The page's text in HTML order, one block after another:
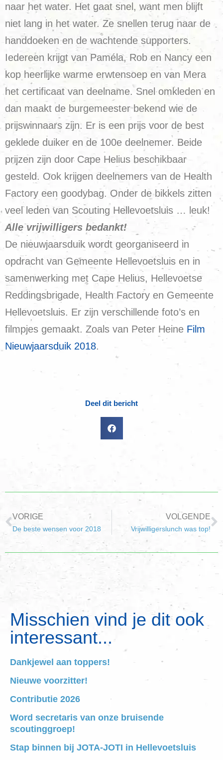
naar het water. Het gaat snel, want men blijft
niet lang in het water. Ze snellen terug naar de
handdoeken en de wachtende supporters.
Iedereen krijgt van Paméla, Rob en Nancy een
kop heerlijke warme erwtensoep en van Mera
het certificaat van deelname. Snel omkleden en
dan maakt de burgemeester bekend wie de
prijswinnaars zijn. Er is een prijs voor de best
geklede duiker en de 100e deelnemer. Beide
prijzen zijn door Cape Helius beschikbaar
gesteld. Ook krijgen deelnemers van de Health
Factory een goodybag. Onder de bikkels zitten
veel leden van Scouting Hellevoetsluis … leuk!
Alle vrijwilligers bedankt!
De nieuwjaarsduik wordt georganiseerd in
opdracht van Gemeente Hellevoetsluis en in
samenwerking met Cape Helius, Hellevoetse
Reddingsbrigade, Health Factory en Gemeente
Hellevoetsluis. Er zijn verschillende foto’s en
filmpjes gemaakt. Zoals van Peter Heine Film
Nieuwjaarsduik 2018.
Deel dit bericht
VORIGE
De beste wensen voor 2018
VOLGENDE
Vrijwilligerslunch was top!
Misschien vind je dit ook
interessant...
Dankjewel aan toppers!
Nieuwe voorzitter!
Contributie 2026
Word secretaris van onze bruisende
scoutinggroep!
Stap binnen bij JOTA-JOTI in Hellevoetsluis